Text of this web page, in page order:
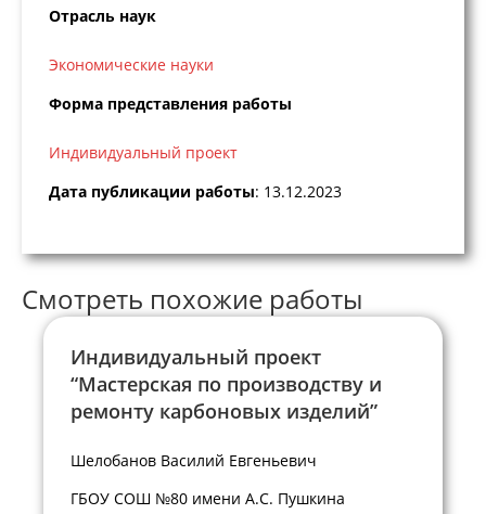
Отрасль наук
Экономические науки
Форма представления работы
Индивидуальный проект
Дата публикации работы: 13.12.2023
Смотреть похожие работы
Индивидуальный проект
“Мастерская по производству и
ремонту карбоновых изделий”
Шелобанов Василий Евгеньевич
ГБОУ СОШ №80 имени А.С. Пушкина